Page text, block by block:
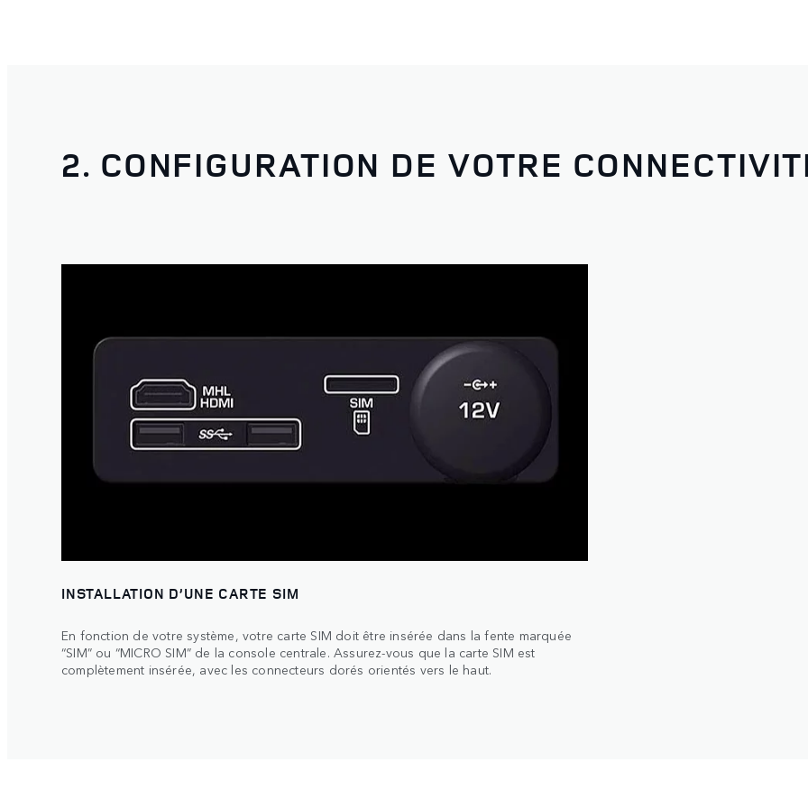
2. CONFIGURATION DE VOTRE
INSTALLATION D’UNE CARTE SIM
En fonction de votre système, votre carte SIM doit être insérée dans la fente marquée
“SIM” ou “MICRO SIM” de la console centrale. Assurez-vous que la carte SIM est
complètement insérée, avec les connecteurs dorés orientés vers le haut.